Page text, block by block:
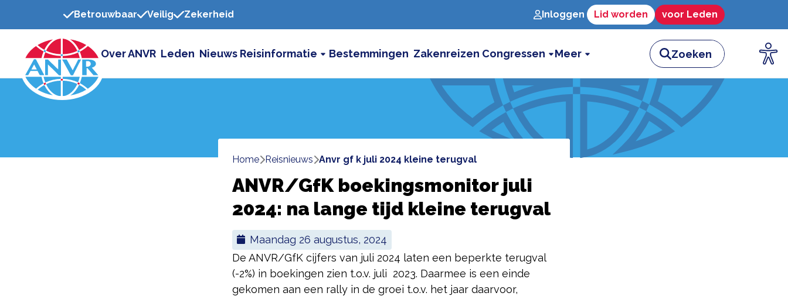
Betrouwbaar Veilig Zekerheid Inloggen Lid worden voor Leden
Over ANVR Leden Nieuws Reisinformatie Bestemmingen Zakenreizen Congressen Meer
Home reisnieuws anvr gf k juli 2024 kleine terugval
ANVR/GfK boekingsmonitor juli
2024: na lange tijd kleine terugval
maandag 26 augustus, 2024
De ANVR/GfK cijfers van juli 2024 laten een beperkte terugval
(-2%) in boekingen zien t.o.v. juli 2023. Daarmee is een einde
gekomen aan een rally in de groei t.o.v. het jaar daarvoor,